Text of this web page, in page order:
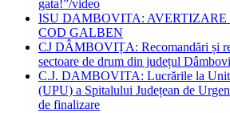
gata!”/video
ISU DAMBOVITA: AVERTIZARE
COD GALBEN
CJ DÂMBOVIȚA: Recomandări și
sectoare de drum din județul
C.J. DAMBOVITA: Lucrările la
(UPU) a Spitalului Județean de
de finalizare